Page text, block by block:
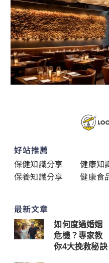
好站推薦
保健知識分享
健康知
保養知識分享
健康食
最新文章
如何度過婚姻
危機？專家教
你4大挽救秘訣